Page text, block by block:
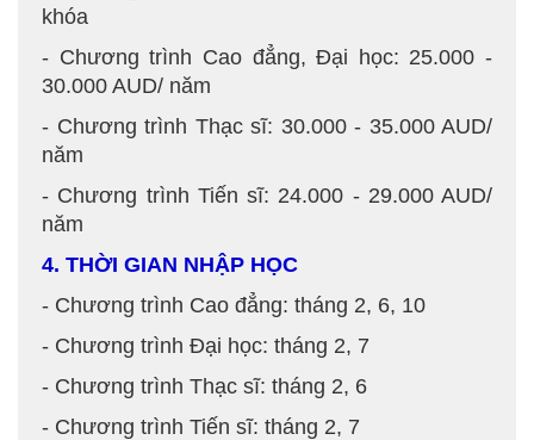
khóa
- Chương trình Cao đẳng, Đại học: 25.000 -
30.000 AUD/ năm
- Chương trình Thạc sĩ: 30.000 - 35.000 AUD/
năm
- Chương trình Tiến sĩ: 24.000 - 29.000 AUD/
năm
4. THỜI GIAN NHẬP HỌC
- Chương trình Cao đẳng: tháng 2, 6, 10
- Chương trình Đại học: tháng 2, 7
- Chương trình Thạc sĩ: tháng 2, 6
- Chương trình Tiến sĩ: tháng 2, 7